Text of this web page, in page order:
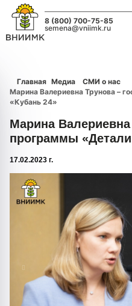
8 (800) 700-75-85
semena@vniimk.ru
Главная Медиа
СМИ о нас
Марина Валериевна Трунова –
«Кубань 24»
Марина Валериевна
программы
17.02.2023 г.